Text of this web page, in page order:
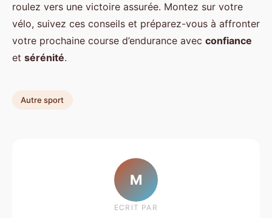
roulez vers une victoire assurée. Montez sur votre
vélo, suivez ces conseils et préparez-vous à affronter
votre prochaine course d’endurance avec confiance
et sérénité.
Autre sport
M
ECRIT PAR